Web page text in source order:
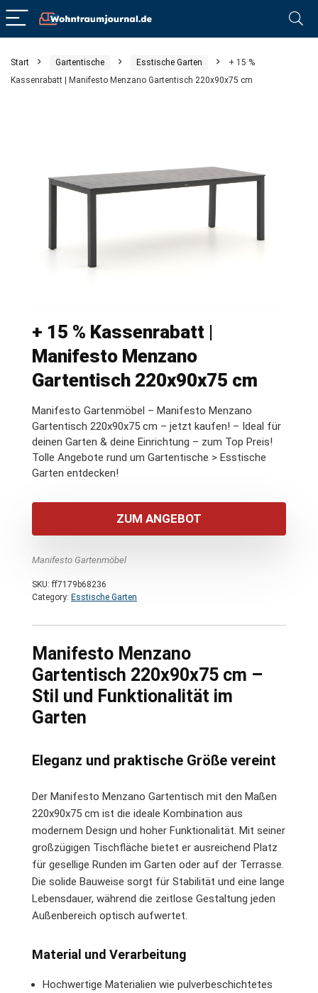
Start Gartentische Esstische Garten
+ 15 %
Kassenrabatt | Manifesto Menzano Gartentisch 220x90x75 cm
+ 15 % Kassenrabatt |
Manifesto Menzano
Gartentisch 220x90x75 cm
Manifesto Gartenmöbel – Manifesto Menzano
Gartentisch 220x90x75 cm – jetzt kaufen! – Ideal für
deinen Garten & deine Einrichtung – zum Top Preis!
Tolle Angebote rund um Gartentische > Esstische
Garten entdecken!
ZUM ANGEBOT
Manifesto Gartenmöbel
SKU:ff7179b68236
Category: Esstische Garten
Manifesto Menzano
Gartentisch 220x90x75 cm –
Stil und Funktionalität im
Garten
Eleganz und praktische Größe vereint
Der Manifesto Menzano Gartentisch mit den Maßen
220x90x75 cm ist die ideale Kombination aus
modernem Design und hoher Funktionalität. Mit seiner
großzügigen Tischfläche bietet er ausreichend Platz
für gesellige Runden im Garten oder auf der Terrasse.
Die solide Bauweise sorgt für Stabilität und eine lange
Lebensdauer, während die zeitlose Gestaltung jeden
Außenbereich optisch aufwertet.
Material und Verarbeitung
Hochwertige Materialien wie pulverbeschichtetes